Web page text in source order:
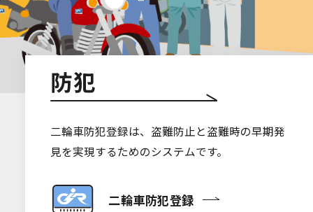
防犯
二輪車防犯登録は、盗難防止と盗難時の早期発
見を実現するためのシステムです。
二輪車防犯登録